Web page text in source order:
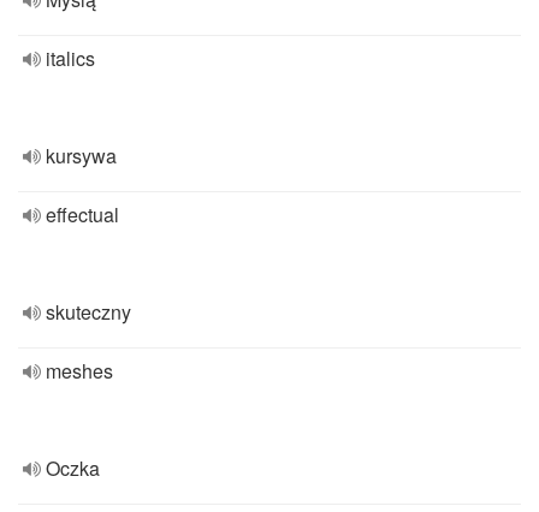
italics
kursywa
effectual
skuteczny
meshes
Oczka